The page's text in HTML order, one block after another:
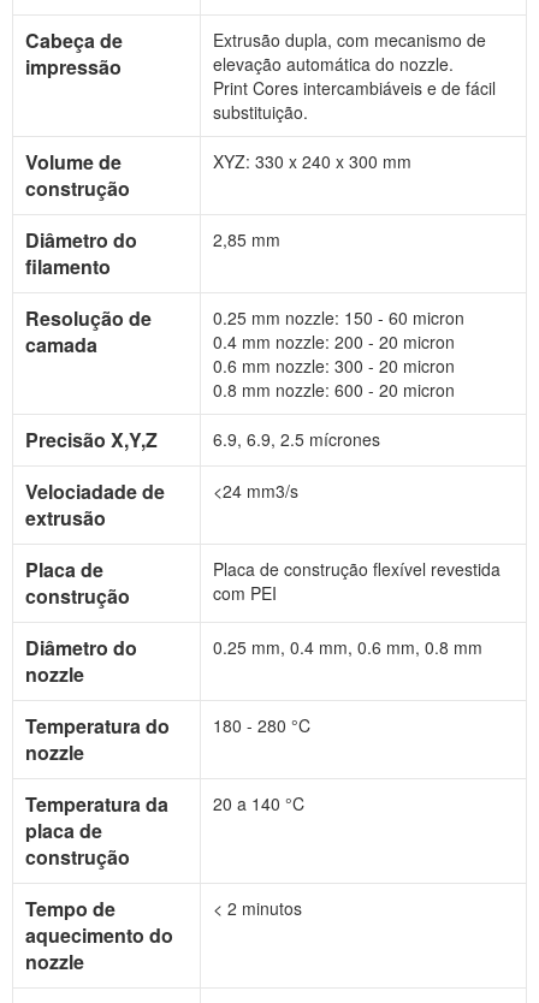
Cabeça de
impressão
Extrusão dupla, com mecanismo de
elevação automática do nozzle.
Print Cores intercambiáveis e de fácil
substituição.
Volume de
construção
XYZ: 330 x 240 x 300 mm
Diâmetro do
filamento
2,85 mm
Resolução de
camada
0.25 mm nozzle: 150 - 60 micron
0.4 mm nozzle: 200 - 20 micron
0.6 mm nozzle: 300 - 20 micron
0.8 mm nozzle: 600 - 20 micron
Precisão X,Y,Z 6.9, 6.9, 2.5 mícrones
Velociadade de
extrusão
<24 mm3/s
Placa de
construção
Placa de construção flexível revestida
com PEI
Diâmetro do
nozzle
0.25 mm, 0.4 mm, 0.6 mm, 0.8 mm
Temperatura do
nozzle
180 - 280 °C
Temperatura da
placa de
construção
20 a 140 °C
Tempo de
aquecimento do
nozzle
< 2 minutos